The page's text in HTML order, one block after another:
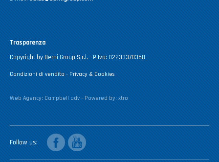
Trasparenza
Copyright by Berni Group S.r.l. - P.Iva: 02233370358
Condizioni di vendita - Privacy & Cookies
Web Agency: Campbell adv - Powered by: xtro
Follow us
facebookyoutube